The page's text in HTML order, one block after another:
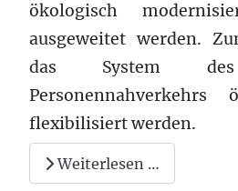
ökologisch
ausgeweitet werden.
das System des
Personennahverkehrs
flexibilisiert werden.
Weiterlesen …